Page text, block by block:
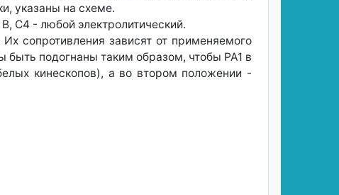
указаны на схеме.
С4 - любой электролитический.
сопротивления зависят от применяемого
подогнаны таким образом, чтобы РА1 в
кинескопов), а во втором положении -